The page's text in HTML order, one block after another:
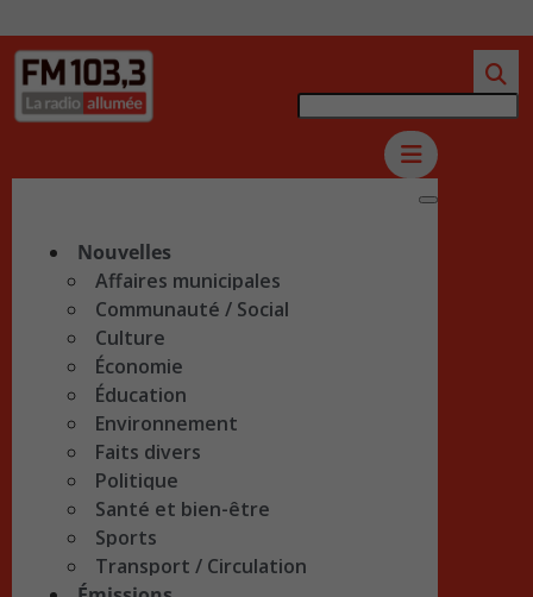
Nouvelles
Affaires municipales
Communauté / Social
Culture
Économie
Éducation
Environnement
Faits divers
Politique
Santé et bien-être
Sports
Transport / Circulation